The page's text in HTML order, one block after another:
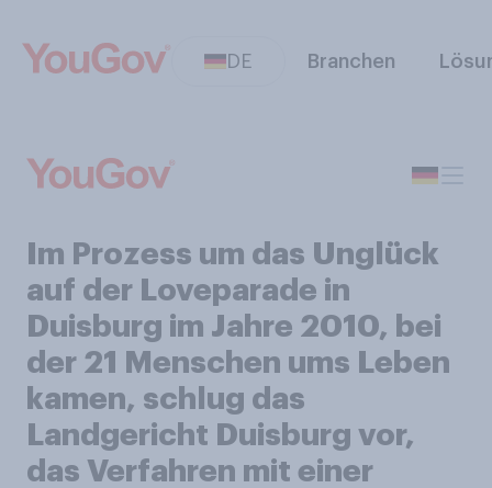
DE Branchen
Im Prozess um das Unglück
auf der Loveparade in
Duisburg im Jahre 2010, bei
der 21 Menschen ums Leben
kamen, schlug das
Landgericht Duisburg vor,
das Verfahren mit einer